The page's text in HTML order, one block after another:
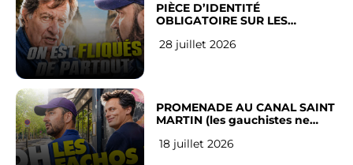
PIÈCE D’IDENTITÉ
OBLIGATOIRE SUR LES
Français
28 juillet 2026
PROMENADE AU CANAL SAINT
MARTIN (les gauchistes ne
18 juillet 2026